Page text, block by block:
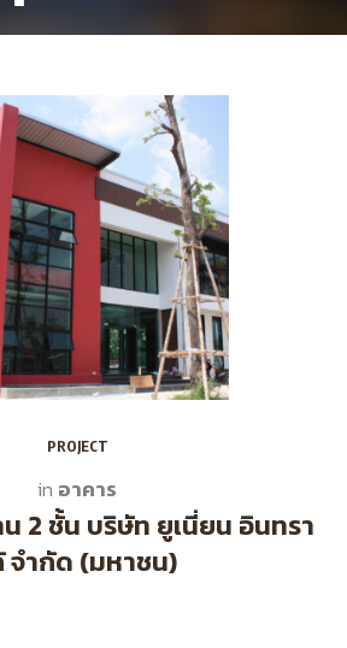
PROJECT
in อาคาร
2 ชั้น บริษัท ยูเนี่ยน อินทรา
จำกัด (มหาชน)